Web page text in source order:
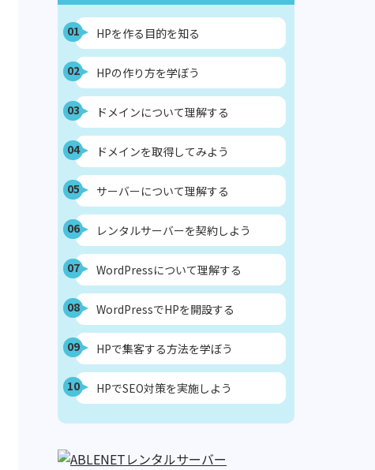
01 HPを作る目的を知る
02 HPの作り方を学ぼう
03 ドメインについて理解する
04 ドメインを取得してみよう
05 サーバーについて理解する
06 レンタルサーバーを契約しよう
07 WordPressについて理解する
08 WordPressでHPを開設する
09 HPで集客する方法を学ぼう
10 HPでSEO対策を実施しよう